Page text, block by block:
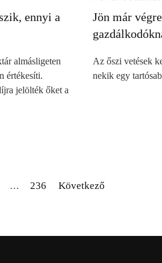
ennyi a
almásligeten
értékesíti.
jelölték őket a
Jön már
Az őszi vetések
nekik egy
… 236 Következő